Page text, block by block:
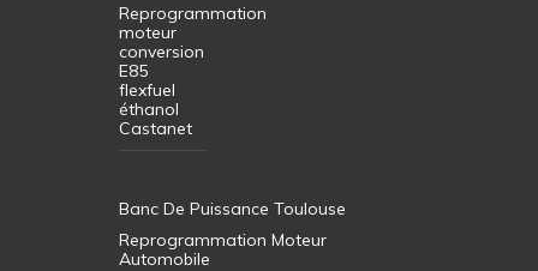
Reprogrammation
moteur
conversion
E85
flexfuel
éthanol
Castanet
Banc De Puissance Toulouse
Reprogrammation Moteur
Automobile